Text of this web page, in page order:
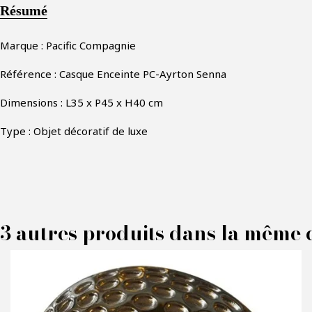
Résumé
Marque : Pacific Compagnie
Référence : Casque Enceinte PC-Ayrton Senna
Dimensions : L35 x P45 x H40 cm
Type : Objet décoratif de luxe
3 autres produits dans la même